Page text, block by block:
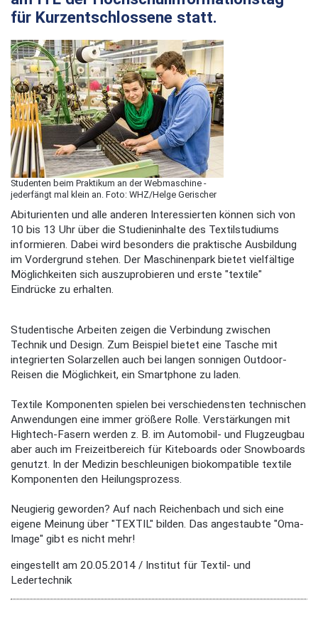
für Kurzentschlossene statt.
Studenten beim Praktikum an der Webmaschine -
jederfängt mal klein an. Foto: WHZ/Helge Gerischer
Abiturienten und alle anderen Interessierten können sich von
10 bis 13 Uhr über die Studieninhalte des Textilstudiums
informieren. Dabei wird besonders die praktische Ausbildung
im Vordergrund stehen. Der Maschinenpark bietet vielfältige
Möglichkeiten sich auszuprobieren und erste "textile"
Eindrücke zu erhalten.
Studentische Arbeiten zeigen die Verbindung zwischen
Technik und Design. Zum Beispiel bietet eine Tasche mit
integrierten Solarzellen auch bei langen sonnigen Outdoor-
Reisen die Möglichkeit, ein Smartphone zu laden.
Textile Komponenten spielen bei verschiedensten technischen
Anwendungen eine immer größere Rolle. Verstärkungen mit
Hightech-Fasern werden z. B. im Automobil- und Flugzeugbau
aber auch im Freizeitbereich für Kiteboards oder Snowboards
genutzt. In der Medizin beschleunigen biokompatible textile
Komponenten den Heilungsprozess.
Neugierig geworden? Auf nach Reichenbach und sich eine
eigene Meinung über "TEXTIL" bilden. Das angestaubte "Oma-
Image" gibt es nicht mehr!
eingestellt am 20.05.2014 / Institut für Textil- und
Ledertechnik